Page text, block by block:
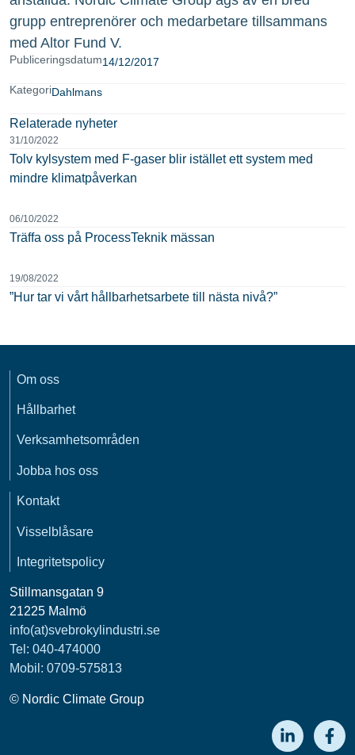
Publiceringsdatum14/12/2017
KategoriDahlmans
Relaterade nyheter
31/10/2022
Tolv kylsystem med F-gaser blir istället ett system med
mindre klimatpåverkan
06/10/2022
Träffa oss på ProcessTeknik mässan
19/08/2022
”Hur tar vi vårt hållbarhetsarbete till nästa nivå?”
grupp entreprenörer och medarbetare tillsammans
med Altor Fund V.
Om oss
Hållbarhet
Verksamhetsområden
Jobba hos oss
Kontakt
Visselblåsare
Integritetspolicy
Stillmansgatan 9
21225 Malmö
info(at)svebrokylindustri.se
Tel: 040-474000
Mobil: 0709-575813
© Nordic Climate Group